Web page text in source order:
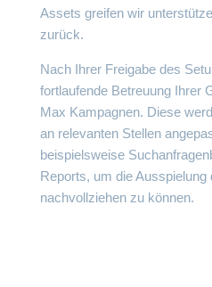
Assets greifen wir
zurück.
Nach Ihrer Freigabe des
fortlaufende Betreuung Ihrer
Max Kampagnen. Diese
an relevanten Stellen
beispielsweise
Reports, um die Ausspielung
nachvollziehen zu können.